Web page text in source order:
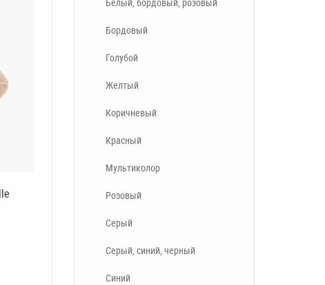
Бордовый
Голубой
Желтый
Коричневый
Красный
Мультиколор
Розовый
Серый
Серый, синий, черный
Синий